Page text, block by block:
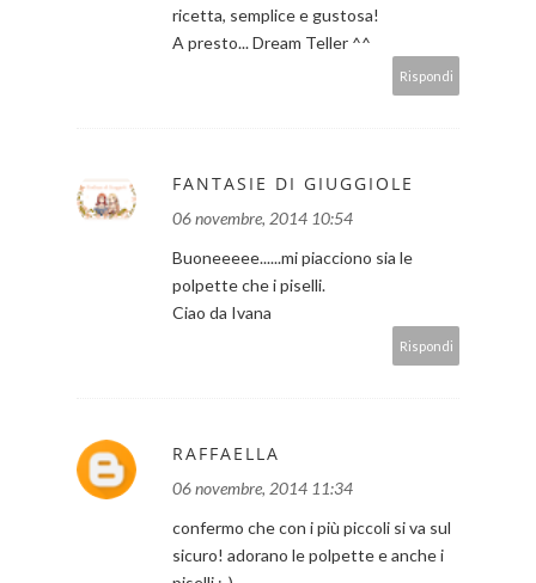
ricetta, semplice e gustosa!
A presto... Dream Teller ^^
Rispondi
FANTASIE DI GIUGGIOLE
06 novembre, 2014 10:54
Buoneeeee......mi piacciono sia le
polpette che i piselli.
Ciao da Ivana
Rispondi
RAFFAELLA
06 novembre, 2014 11:34
confermo che con i più piccoli si va sul
sicuro! adorano le polpette e anche i